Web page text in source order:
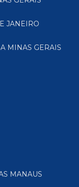
JANEIRO
MINAS GERAIS
MANAUS